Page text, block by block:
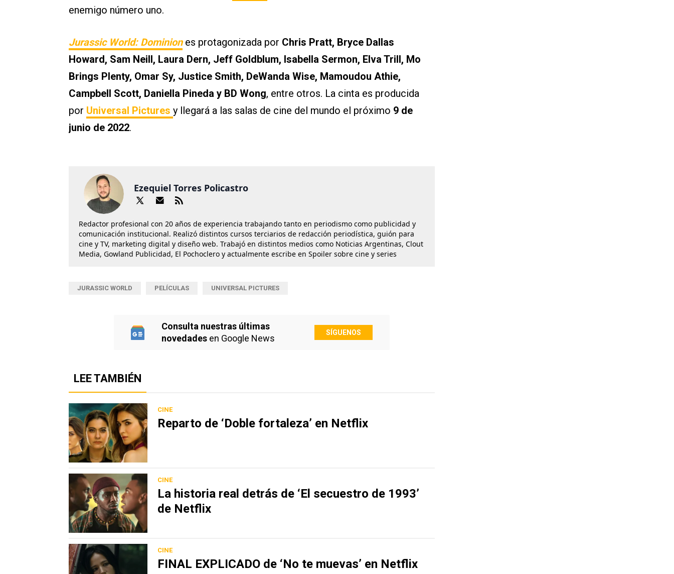
enemigo número uno.
Jurassic World: Dominiones protagonizada por Chris Pratt, Bryce Dallas
Howard, Sam Neill, Laura Dern, Jeff Goldblum, Isabella Sermon, Elva Trill, Mo
Brings Plenty, Omar Sy, Justice Smith, DeWanda Wise, Mamoudou Athie,
Campbell Scott, Daniella Pineda y BD Wong, entre otros. La cinta es producida
por Universal Pictures y llegará a las salas de cine del mundo el próximo 9 de
junio de 2022.
Ezequiel Torres Policastro
Redactor profesional con 20 años de experiencia trabajando tanto en periodismo como publicidad y
comunicación institucional. Realizó distintos cursos terciarios de redacción periodística, guión para
cine y TV, marketing digital y diseño web. Trabajó en distintos medios como Noticias Argentinas, Clout
Media, Gowland Publicidad, El Pochoclero y actualmente escribe en Spoiler sobre cine y series
JURASSIC WORLD PELÍCULAS UNIVERSAL PICTURES
Consulta nuestras últimas
novedades en Google News
SÍGUENOS
LEE TAMBIÉN
CINE
Reparto de ‘Doble fortaleza’ en Netflix
CINE
La historia real detrás de ‘El secuestro de 1993’
de Netflix
CINE
FINAL EXPLICADO de ‘No te muevas’ en Netflix